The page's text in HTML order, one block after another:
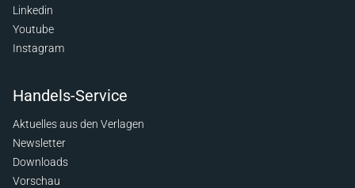
Linkedin
Youtube
Instagram
Handels-Service
Aktuelles aus den Verlagen
Newsletter
Downloads
Vorschau